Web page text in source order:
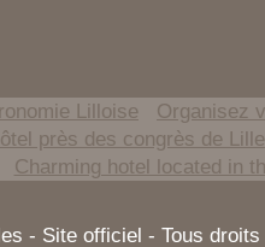
Lilloise Organisez
près des congrès de Lille
Charming hotel located in
- Site officiel - Tous